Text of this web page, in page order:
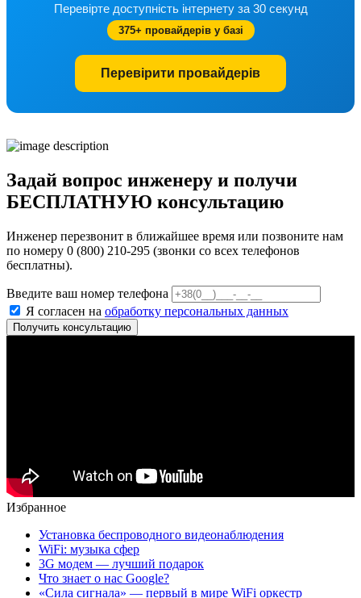
Перевірте доступність інтернету за 30 секунд
375+ провайдерів у базі
Перевірити провайдерів
Задай вопрос инженеру и получи
БЕСПЛАТНУЮ консультацию
Инженер перезвонит в ближайшее время или позвоните нам
по номеру 0 (800) 210-295 (звонки со всех телефонов
бесплатны).
Введите ваш номер телефона
Я согласен на обработку персональных данных
Получить консультацию
Избранное
Установка беспроводного видеонаблюдения
WiFi: музыка сфер
3G модем — лучший подарок
Что знает о нас Google?
«Сила сигнала» — первый в мире WiFi оркестр